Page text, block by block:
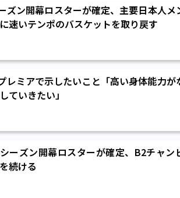
ズン開幕ロスターが確定、主要日本人メ
速いテンポのバスケットを取り戻す
レミアで示したいこと「高い身体能力が
ていきたい」
ーズン開幕ロスターが確定、B2チャン
続ける